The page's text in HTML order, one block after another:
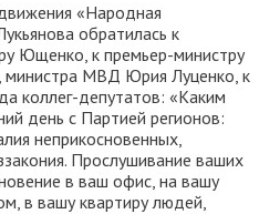
«Народная
обратилась к
Ющенко, к премьер-министру
МВД Юрия Луценко, к
коллег-депутатов: «Каким
день с Партией регионов:
неприкосновенных,
Прослушивание ваших
в ваш офис, на вашу
в вашу квартиру людей,